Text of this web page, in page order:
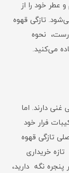
خود را از
تازگی قهوه
رست، نحوه
می‌کنید.
دارند. اما
فرار خود
تازگی قهوه
خریداری
نگه دارید،